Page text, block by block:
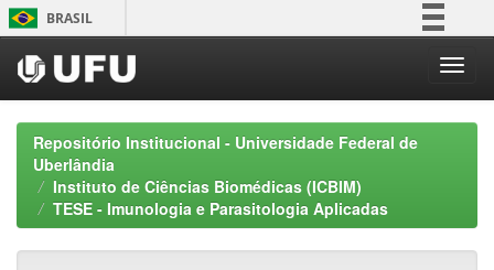
Skip
navigation
BRASIL
Participe
Acesso à informação
Legislação
Canais
Repositório Institucional - Universidade Federal de
Uberlândia
Instituto de Ciências Biomédicas (ICBIM)
TESE - Imunologia e Parasitologia Aplicadas